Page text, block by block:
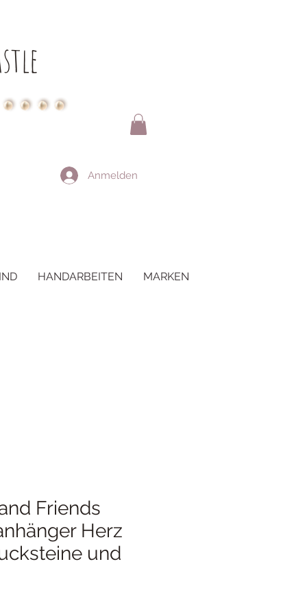
Anmelden
HANDARBEITEN MARKEN
Friends
Herz
und